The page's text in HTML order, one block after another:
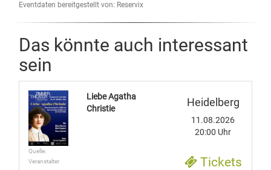
Eventdaten bereitgestellt von: Reservix
Das könnte auch interessant
sein
Quelle:
Veranstalter
Liebe Agatha
Christie
Heidelberg
11.08.2026
20:00 Uhr
Tickets